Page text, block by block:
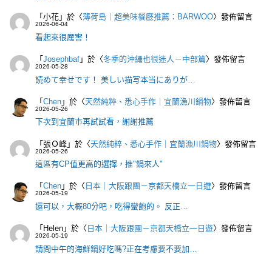
「小花 」於〈薄荷島｜超美味餐廳推薦：BARWOO〉發佈留言
2026-06-04
看起來很厲害！
「Josephbaf 」於〈冬季的沖繩也很迷人－中部篇〉發佈留言
2026-05-28
読めて幸せです！ 美しい描写本当にありが…
「Chen 」於〈天然純粹、悉心手作｜宜蘭漁川鍋物〉發佈留言
2026-05-26
下次到宜蘭市再試試看，謝謝推薦
「張Ｏ峰 」於〈天然純粹、悉心手作｜宜蘭漁川鍋物〉發佈留言
2026-05-26
這區有CP值更高的選擇，推"鍋來人"
「Chen 」於〈 日本｜大阪跟團－京都天橋立一日遊〉發佈留言
2026-05-19
還可以，大概80分吧，吃得蠻飽的。 反正…
「 Helen 」於〈 日本｜大阪跟團－京都天橋立一日遊〉發佈留言
2026-05-19
請問中午的海鮮鍋好吃嗎?正在考慮要不要加…